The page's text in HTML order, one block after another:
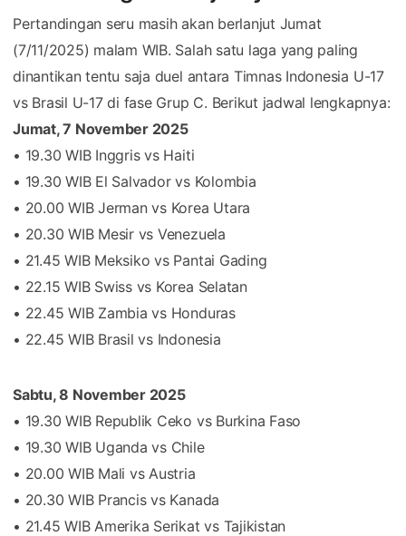
Pertandingan seru masih akan berlanjut Jumat
(7/11/2025) malam WIB. Salah satu laga yang paling
dinantikan tentu saja duel antara Timnas Indonesia U-17
vs Brasil U-17 di fase Grup C. Berikut jadwal lengkapnya:
Jumat, 7 November 2025
• 19.30 WIB Inggris vs Haiti
• 19.30 WIB El Salvador vs Kolombia
• 20.00 WIB Jerman vs Korea Utara
• 20.30 WIB Mesir vs Venezuela
• 21.45 WIB Meksiko vs Pantai Gading
• 22.15 WIB Swiss vs Korea Selatan
• 22.45 WIB Zambia vs Honduras
• 22.45 WIB Brasil vs Indonesia
Sabtu, 8 November 2025
• 19.30 WIB Republik Ceko vs Burkina Faso
• 19.30 WIB Uganda vs Chile
• 20.00 WIB Mali vs Austria
• 20.30 WIB Prancis vs Kanada
• 21.45 WIB Amerika Serikat vs Tajikistan